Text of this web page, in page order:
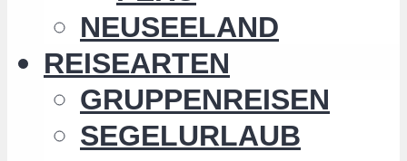
NEUSEELAND
REISEARTEN
GRUPPENREISEN
SEGELURLAUB